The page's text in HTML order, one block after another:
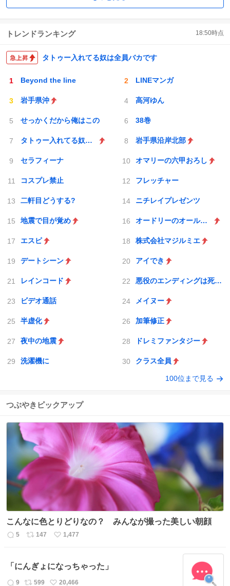
トレンドランキング 18:50時点
タトゥー入れてる奴は全員バカです
Beyond the line LINEマンガ
岩手県沖 高河ゆん
せっかくだから俺はこの 38巻
タトゥー入れてる奴は全員バカです 岩手県沿岸北部
セラフィーナ オマリーの六甲おろし
コスプレ禁止 フレッチャー
二軒目どうする? ニチレイプレゼンツ
地震で目が覚め オードリーのオールナイトニッポン
エスピ 株式会社マジルミエ
デートシーン アイでき
レインコード 悪役のエンディングは死のみ
ビデオ通話 メイヌー
半虚化 加筆修正
夜中の地震 ドレミファンタジー
洗濯機に クラス全員
100位まで見る
つぶやきピックアップ
こんなに色とりどりなの？ みんなが撮った美しい朝顔
返
数
5
リ
ス
ト
数
147
い
ね
数
1,477
「にんぎょになっちゃった」
9 599 20,466